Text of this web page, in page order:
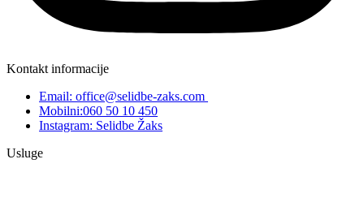
Kontakt informacije
Email: office@selidbe-zaks.com
Mobilni:060 50 10 450
Instagram: Selidbe Žaks
Usluge